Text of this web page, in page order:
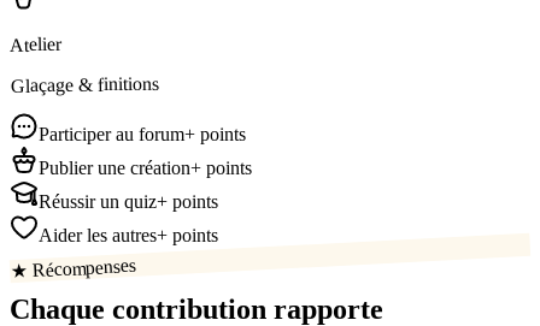
Atelier
Glaçage & finitions
Participer au forum+ points
Publier une création+ points
Réussir un quiz+ points
Aider les autres+ points
★ Récompenses
Chaque contribution rapporte